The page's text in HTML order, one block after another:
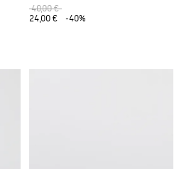
40,00 €
24,00 €
-40%